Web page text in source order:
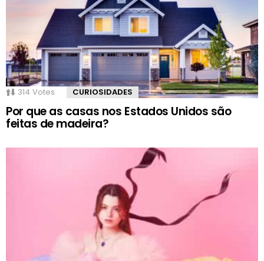
314 Votes CURIOSIDADES
Por que as casas nos Estados Unidos são
feitas de madeira?